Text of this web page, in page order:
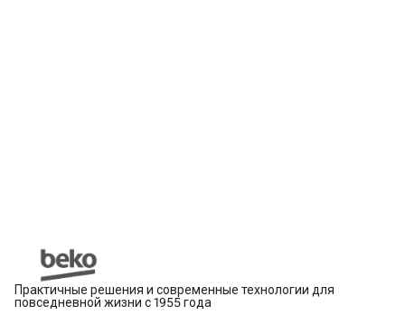
Практичные решения и современные технологии для
повседневной жизни с 1955 года